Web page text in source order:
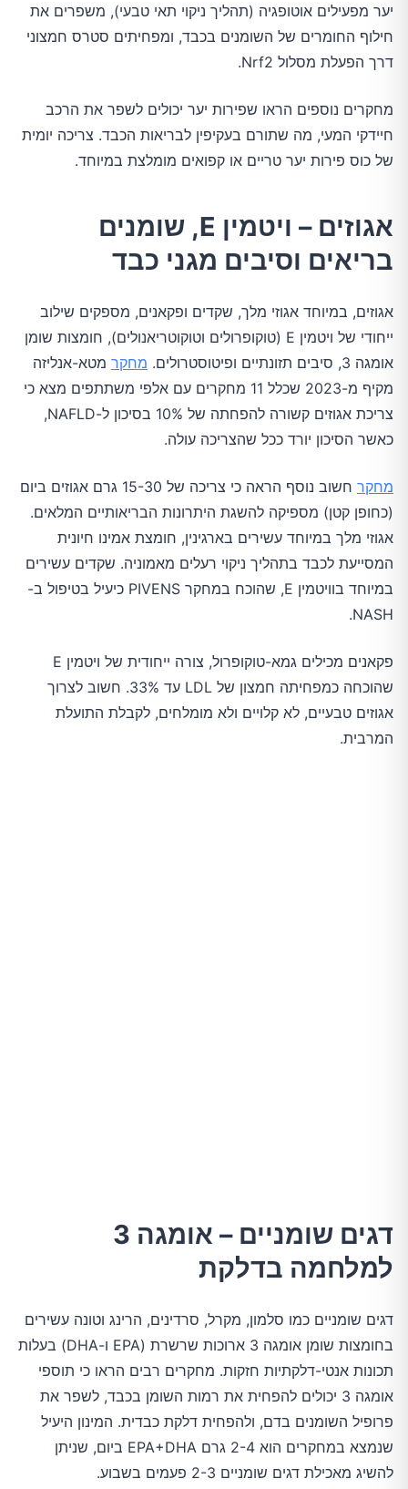
יער מפעילים אוטופגיה (תהליך ניקוי תאי טבעי), משפרים את
חילוף החומרים של השומנים בכבד, ומפחיתים סטרס חמצוני
דרך הפעלת מסלול Nrf2.
מחקרים נוספים הראו שפירות יער יכולים לשפר את הרכב
חיידקי המעי, מה שתורם בעקיפין לבריאות הכבד. צריכה יומית
של כוס פירות יער טריים או קפואים מומלצת במיוחד.
אגוזים – ויטמין E, שומנים
בריאים וסיבים מגני כבד
אגוזים, במיוחד אגוזי מלך, שקדים ופקאנים, מספקים שילוב
ייחודי של ויטמין E (טוקופרולים וטוקוטריאנולים), חומצות שומן
אומגה 3, סיבים תזונתיים ופיטוסטרולים.
מחקר מטא-אנליזה
מקיף מ-2023 שכלל 11 מחקרים עם אלפי משתתפים מצא כי
צריכת אגוזים קשורה להפחתה של 10% בסיכון ל-NAFLD,
כאשר הסיכון יורד ככל שהצריכה עולה.
מחקר
חשוב נוסף הראה כי צריכה של 15-30 גרם אגוזים ביום
(כחופן קטן) מספיקה להשגת היתרונות הבריאותיים המלאים.
אגוזי מלך במיוחד עשירים בארגינין, חומצת אמינו חיונית
המסייעת לכבד בתהליך ניקוי רעלים מאמוניה. שקדים עשירים
במיוחד בוויטמין E, שהוכח במחקר PIVENS כיעיל בטיפול ב-
NASH.
פקאנים מכילים גמא-טוקופרול, צורה ייחודית של ויטמין E
שהוכחה כמפחיתה חמצון של LDL עד 33%. חשוב לצרוך
אגוזים טבעיים, לא קלויים ולא מומלחים, לקבלת התועלת
המרבית.
דגים שומניים – אומגה 3
למלחמה בדלקת
דגים שומניים כמו סלמון, מקרל, סרדינים, הרינג וטונה עשירים
בחומצות שומן אומגה 3 ארוכות שרשרת (EPA ו-DHA) בעלות
תכונות אנטי-דלקתיות חזקות. מחקרים רבים הראו כי תוספי
אומגה 3 יכולים להפחית את רמות השומן בכבד, לשפר את
פרופיל השומנים בדם, ולהפחית דלקת כבדית. המינון היעיל
שנמצא במחקרים הוא 2-4 גרם EPA+DHA ביום, שניתן
להשיג מאכילת דגים שומניים 2-3 פעמים בשבוע.